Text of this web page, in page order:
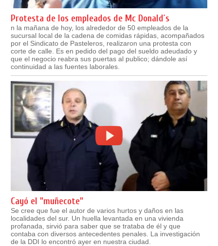
Protesta de los empleados de Mc Donald´s
n la mañana de hoy, los alrededor de 50 empleados de la
sucursal local de la cadena de comidas rápidas, acompañados
por el Sindicato de Pasteleros, realizaron una protesta con
corte de calle. Es en pedido del pago del sueldo adeudado y
que el negocio reabra sus puertas al publico; dándole así
continuidad a las fuentes laborales.
Cayó el "muñecote"
Se cree que fue el autor de varios hurtos y daños en las
localidades del sur. Un huella levantada en una vivienda
profanada, sirvió para saber que se trataba de él y que
contaba con diversos antecedentes penales. La investigación
de la DDI lo encontró ayer en nuestra ciudad.